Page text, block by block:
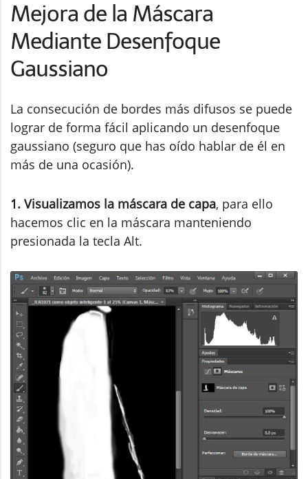
Mejora de la Máscara
Mediante Desenfoque
Gaussiano
La consecución de bordes más difusos se puede
lograr de forma fácil aplicando un desenfoque
gaussiano (seguro que has oído hablar de él en
más de una ocasión).
1. Visualizamos la máscara de capa, para ello
hacemos clic en la máscara manteniendo
presionada la tecla Alt.